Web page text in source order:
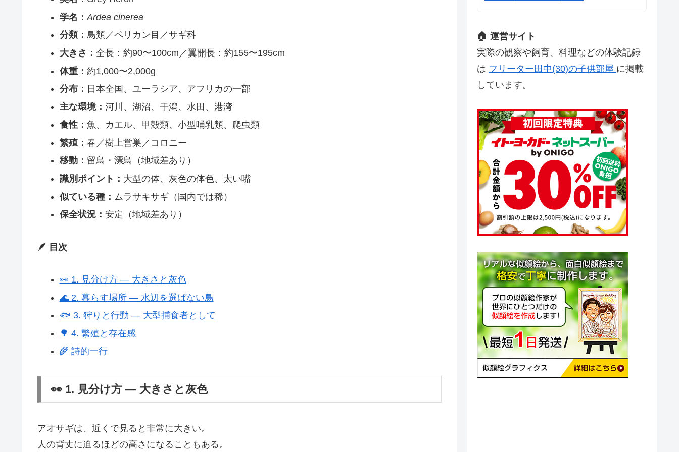
学名： Ardea cinerea
分類： 鳥類／ペリカン目／サギ科
大きさ： 全長：約90〜100cm／翼開長：約155〜195cm
体重： 約1,000〜2,000g
分布： 日本全国、ユーラシア、アフリカの一部
主な環境： 河川、湖沼、干潟、水田、港湾
食性： 魚、カエル、甲殻類、小型哺乳類、爬虫類
繁殖： 春／樹上営巣／コロニー
移動： 留鳥・漂鳥（地域差あり）
識別ポイント： 大型の体、灰色の体色、太い嘴
似ている種： ムラサキサギ（国内では稀）
保全状況： 安定（地域差あり）
🪶 目次
👀 1. 見分け方 ― 大きさと灰色
🌊 2. 暮らす場所 ― 水辺を選ばない鳥
🐟 3. 狩りと行動 ― 大型捕食者として
🌳 4. 繁殖と存在感
🌾 詩的一行
👀 1. 見分け方 ― 大きさと灰色
アオサギは、近くで見ると非常に大きい。
人の背丈に迫るほどの高さになることもある。
🏠 運営サイト
実際の観察や飼育、料理などの体験記録
は フリーター田中(30)の子供部屋 に掲載
しています。